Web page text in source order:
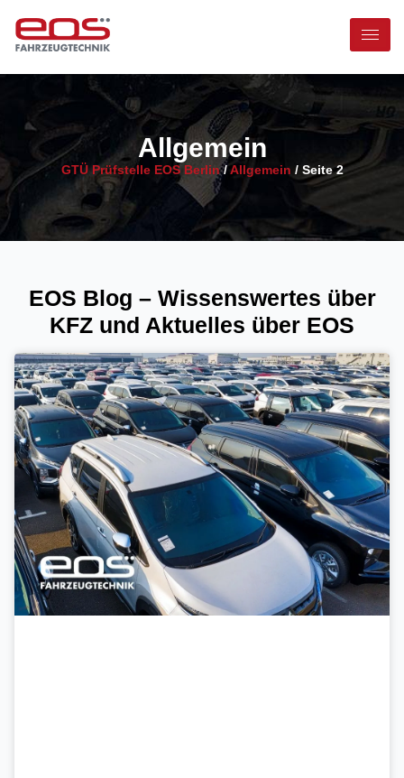
Allgemein
GTÜ Prüfstelle EOS Berlin/Allgemein / Seite 2
EOS Blog – Wissenswertes über
KFZ und Aktuelles über EOS